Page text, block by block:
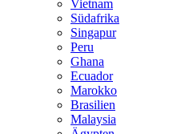
Vietnam
Südafrika
Singapur
Peru
Ghana
Ecuador
Marokko
Brasilien
Malaysia